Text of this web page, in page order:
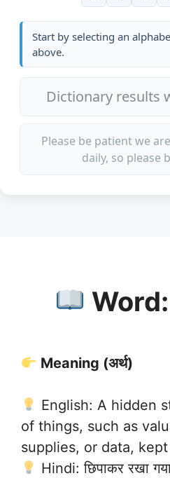
Start by selecting an
above.
Dictionary results
Please be patient we
daily, so please
Word:
Meaning (अर्थ)
English: A hidden
of things, such as
supplies, or data,
Hindi: छिपाकर रखा